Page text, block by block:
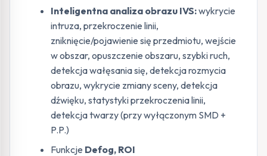
Inteligentna analiza obrazu IVS:wykrycie
intruza, przekroczenie linii,
zniknięcie/pojawienie się przedmiotu, wejście
w obszar, opuszczenie obszaru, szybki ruch,
detekcja wałęsania się, detekcja rozmycia
obrazu, wykrycie zmiany sceny, detekcja
dźwięku, statystyki przekroczenia linii,
detekcja twarzy (przy wyłączonym SMD +
P.P.)
Funkcje Defog, ROI